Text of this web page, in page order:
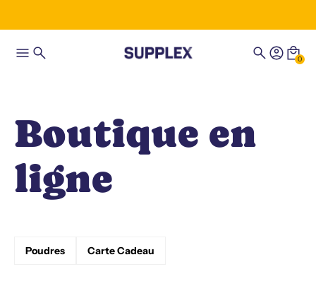
0
Boutique en
ligne
Poudres Carte Cadeau